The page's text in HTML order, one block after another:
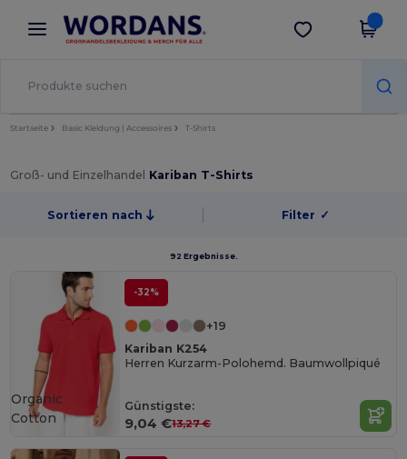
× Wordans App
Bessere Preise in der App!
App holen
Startseite Basic Kleidung | Accessoires T-Shirts
Groß- und Einzelhandel Kariban T-Shirts
Sortieren nach Filter ✓
92 Ergebnisse.
-32%
+19
Kariban K254
Herren Kurzarm-Polohemd. Baumwollpiqué
Günstigste:
9,04 €13,27 €
Organic
Cotton